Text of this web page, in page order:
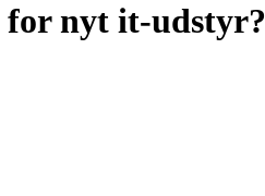
nyt it-udstyr?